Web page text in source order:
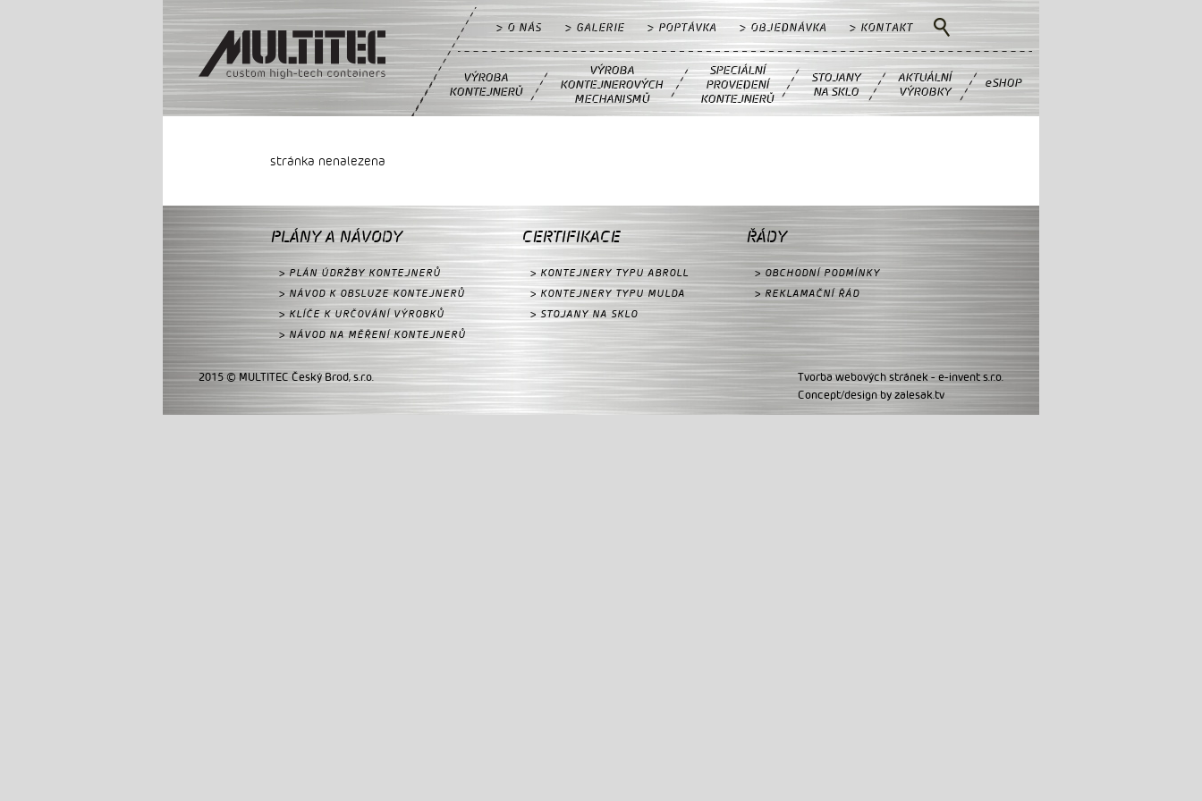
> O NÁS > GALERIE > POPTÁVKA > OBJEDNÁVKA > KONTAKT
VÝROBA
KONTEJNERŮ
VÝROBA
KONTEJNEROVÝCH
MECHANISMŮ
SPECIÁLNÍ
PROVEDENÍ
KONTEJNERŮ
STOJANY
NA SKLO
AKTUÁLNÍ
VÝROBKY
eSHOP
stránka nenalezena
PLÁNY A NÁVODY
> PLÁN ÚDRŽBY KONTEJNERŮ
> NÁVOD K OBSLUZE KONTEJNERŮ
> KLÍČE K URČOVÁNÍ VÝROBKŮ
> NÁVOD NA MĚŘENÍ KONTEJNERŮ
CERTIFIKACE
> KONTEJNERY TYPU ABROLL
> KONTEJNERY TYPU MULDA
> STOJANY NA SKLO
ŘÁDY
> OBCHODNÍ PODMÍNKY
> REKLAMAČNÍ ŘÁD
2015 © MULTITEC Český Brod, s.r.o.
Tvorba webových stránek - e-invent s.r.o.
Concept/design by zalesak.tv